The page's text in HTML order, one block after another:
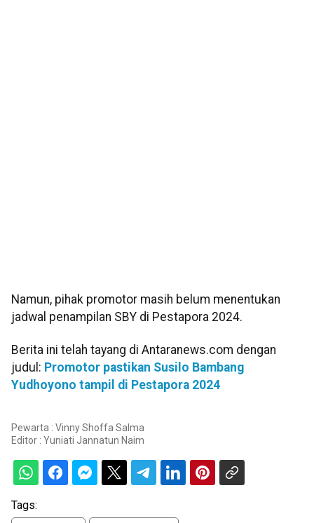
Namun, pihak promotor masih belum menentukan
jadwal penampilan SBY di Pestapora 2024.
Berita ini telah tayang di Antaranews.com dengan
judul: Promotor pastikan Susilo Bambang
Yudhoyono tampil di Pestapora 2024
Pewarta : Vinny Shoffa Salma
Editor : Yuniati Jannatun Naim
Tags: